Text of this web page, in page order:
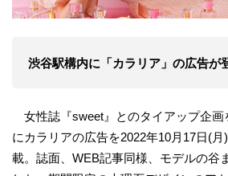
渋谷駅構内に「カラリア」の広告が
女性誌『sweet』とのタイアップ企画
にカラリアの広告を2022年10月17日(
載。誌面、WEB記事同様、モデルの谷